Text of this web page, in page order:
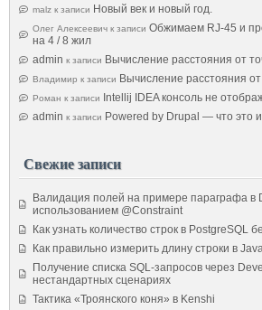
malz к записи Новый век и новый год.
Олег Алексеевич к записи Обжимаем RJ-45 и
на 4 / 8 жил
admin к записи Вычисление расстояния от
Владимир к записи Вычисление расстояния
Роман к записи
Intellij IDEA консоль не
admin к записи Powered by Drupal — что это и
Свежие записи
Валидация полей на примере параграфа в
использованием @Constraint
Как узнать количество строк в PostgreSQL
Как правильно измерить длину строки в
Получение списка SQL-запросов через
нестандартных сценариях
Тактика «Троянского коня» в Kenshi